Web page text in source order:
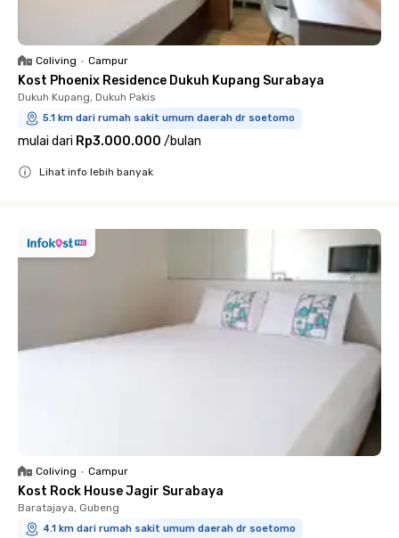
Coliving • Campur
Kost Phoenix Residence Dukuh Kupang Surabaya
Dukuh Kupang, Dukuh Pakis
5.1 km dari rumah sakit umum daerah dr soetomo
mulai dari Rp3.000.000 /bulan
Lihat info lebih banyak
Coliving • Campur
Kost Rock House Jagir Surabaya
Baratajaya, Gubeng
4.1 km dari rumah sakit umum daerah dr soetomo